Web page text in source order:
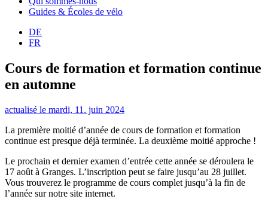
Guides & Écoles de vélo
DE
FR
Cours de formation et formation continue
en automne
actualisé le mardi, 11. juin 2024
La première moitié d’année de cours de formation et formation
continue est presque déjà terminée. La deuxième moitié approche !
Le prochain et dernier examen d’entrée cette année se déroulera le
17 août à Granges. L’inscription peut se faire jusqu’au 28 juillet.
Vous trouverez le programme de cours complet jusqu’à la fin de
l’année sur notre site internet.